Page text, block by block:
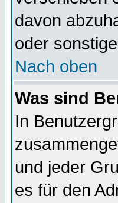
davon
oder
Nach oben
Was sind
In
und jeder
es für den